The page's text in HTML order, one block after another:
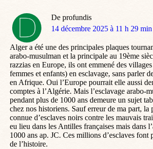
De profundis
dit
14 décembre 2025 à 11 h 29 min
Alger a été une des principales plaques
arabo-musulman et la principale au 19ème
razzias en Europe, ils ont emmené des
femmes et enfants) en esclavage, sans parler
en Afrique. Oui l’Europe pourrait elle aussi
comptes à l’Algérie. Mais l’esclavage arabo-
pendant plus de 1000 ans demeure un sujet
chez nos historiens. Sauf erreur de ma part, la
connue d’esclaves noirs contre les mauvais
eu lieu dans les Antilles françaises mais dans
1000 ans ap. JC. Ces millions d’esclaves font
de l’histoire.